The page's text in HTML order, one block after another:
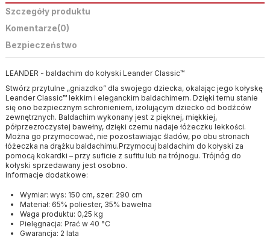
Szczegóły produktu
Komentarze(0)
Bezpieczeństwo
LEANDER - baldachim do kołyski Leander Classic™
Stwórz przytulne „gniazdko” dla swojego dziecka, okalając jego kołyskę
Leander Classic™ lekkim i eleganckim baldachimem. Dzięki temu stanie
się ono bezpiecznym schronieniem, izolującym dziecko od bodźców
zewnętrznych. Baldachim wykonany jest z pięknej, miękkiej,
półprzezroczystej bawełny, dzięki czemu nadaje łóżeczku lekkości.
Można go przymocować, nie pozostawiając śladów, po obu stronach
łóżeczka na drążku baldachimu.Przymocuj baldachim do kołyski za
pomocą kokardki – przy suficie z sufitu lub na trójnogu. Trójnóg do
kołyski sprzedawany jest osobno.
Informacje dodatkowe:
Wymiar: wys: 150 cm, szer: 290 cm
Materiał: 65% poliester, 35% bawełna
Waga produktu: 0,25 kg
Pielęgnacja: Prać w 40 °C
Gwarancja: 2 lata